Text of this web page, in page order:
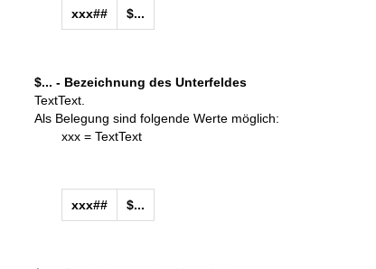
xxx## $...
$... - Bezeichnung des Unterfeldes
TextText.
Als Belegung sind folgende Werte möglich:
xxx = TextText
xxx## $...